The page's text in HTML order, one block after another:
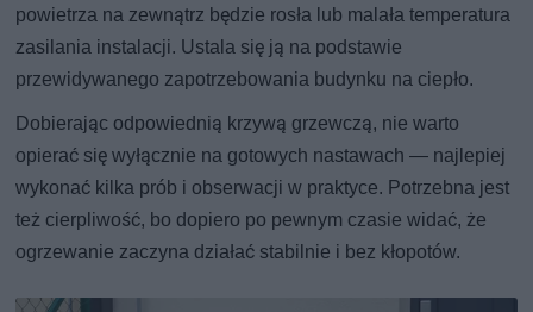
powietrza na zewnątrz będzie rosła lub malała temperatura
zasilania instalacji. Ustala się ją na podstawie
przewidywanego zapotrzebowania budynku na ciepło.
Dobierając odpowiednią krzywą grzewczą, nie warto
opierać się wyłącznie na gotowych nastawach — najlepiej
wykonać kilka prób i obserwacji w praktyce. Potrzebna jest
też cierpliwość, bo dopiero po pewnym czasie widać, że
ogrzewanie zaczyna działać stabilnie i bez kłopotów.